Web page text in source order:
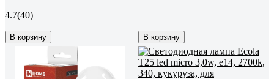
4.7(40)
В корзину В корзину